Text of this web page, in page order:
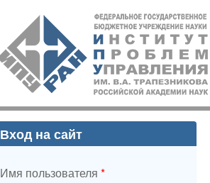
ИПУ
Вход на сайт
Имя пользователя *